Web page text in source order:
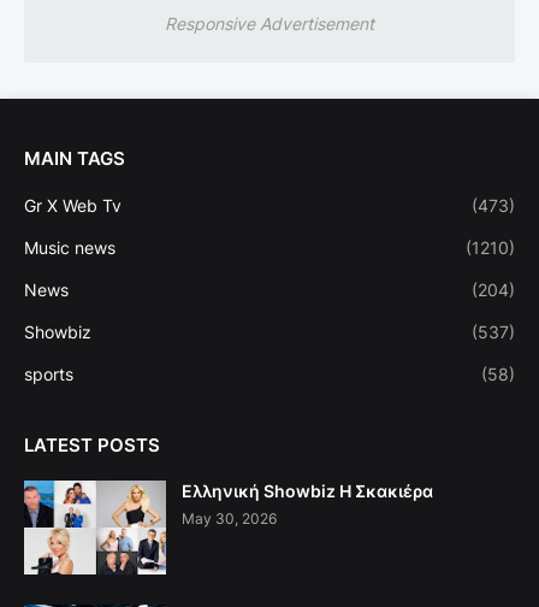
Responsive Advertisement
MAIN TAGS
Gr X Web Tv (473)
Music news (1210)
News (204)
Showbiz (537)
sports (58)
LATEST POSTS
Ελληνική Showbiz Η Σκακιέρα
May 30, 2026